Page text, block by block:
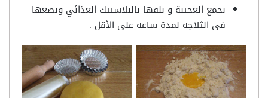
نجمع العجينة و نلفها بالبلاستيك الغذائي ونضعها
في الثلاجة لمدة ساعة على الأقل .